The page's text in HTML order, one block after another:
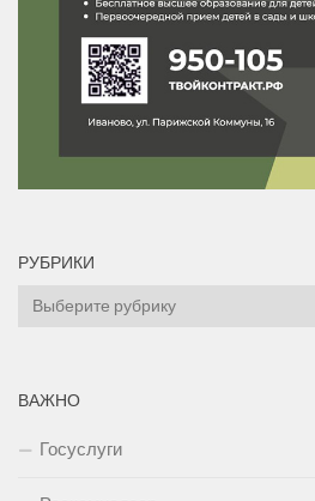
РУБРИКИ
Рубрики
ВАЖНО
Госуслуги